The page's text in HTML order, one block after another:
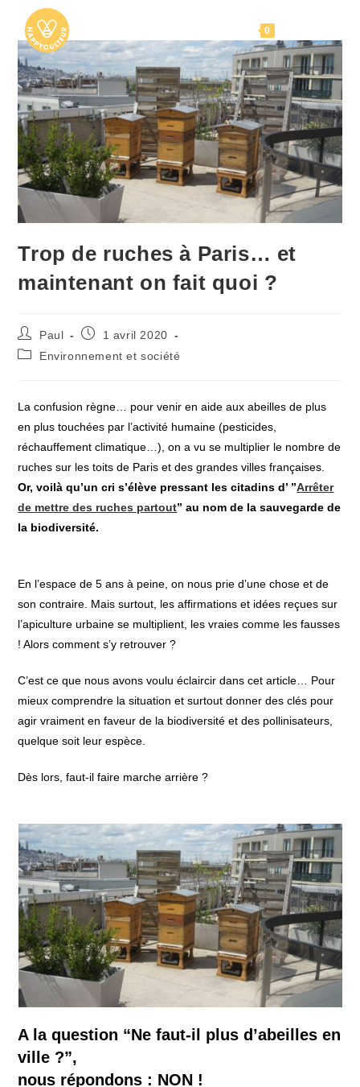
content
0
Trop de ruches à Paris… et
maintenant on fait quoi ?
Auteur/autrice
de
la
Paul
Publication
1 avril 2020
PostEnvironnement et société
La confusion règne… pour venir en aide aux abeilles de plus
en plus touchées par l’activité humaine (pesticides,
réchauffement climatique…), on a vu se multiplier le nombre de
ruches sur les toits de Paris et des grandes villes françaises.
Or, voilà qu’un cri s’élève pressant les citadins d’ ”Arrêter
de mettre des ruches partout” au nom de la sauvegarde de
la biodiversité.
En l’espace de 5 ans à peine, on nous prie d’une chose et de
son contraire. Mais surtout, les affirmations et idées reçues sur
l’apiculture urbaine se multiplient, les vraies comme les fausses
! Alors comment s’y retrouver ?
C’est ce que nous avons voulu éclaircir dans cet article… Pour
mieux comprendre la situation et surtout donner des clés pour
agir vraiment en faveur de la biodiversité et des pollinisateurs,
quelque soit leur espèce.
Dès lors, faut-il faire marche arrière ?
A la question “Ne faut-il plus d’abeilles en
ville ?”,
​nous répondons : NON !